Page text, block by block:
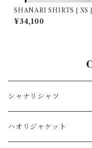
SHANARI SHIRTS | XS
64056
¥34,100
シャナリシャツ
長袖
ハオリジャケット